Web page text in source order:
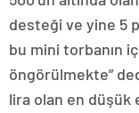
desteği ve yine 5
bu mini torbanın
öngörülmekte”
lira olan en düşük